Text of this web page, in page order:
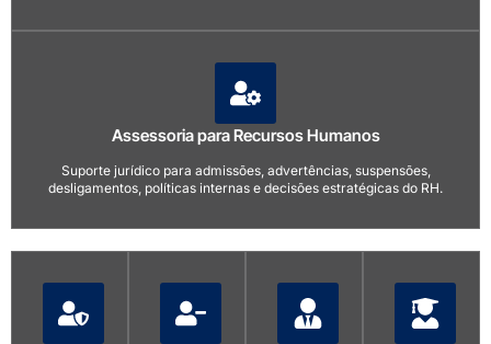
Assessoria para Recursos Humanos
Suporte jurídico para admissões, advertências, suspensões,
desligamentos, políticas internas e decisões estratégicas do RH.